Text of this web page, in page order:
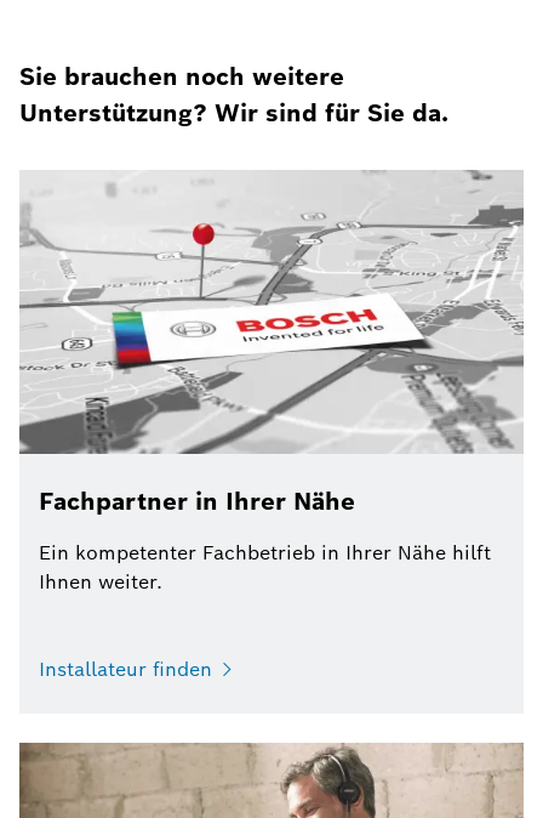
Sie brauchen noch weitere
Unterstützung? Wir sind für Sie da.
Fachpartner in Ihrer Nähe
Ein kompetenter Fachbetrieb in Ihrer Nähe hilft
Ihnen weiter.
Installateur finden